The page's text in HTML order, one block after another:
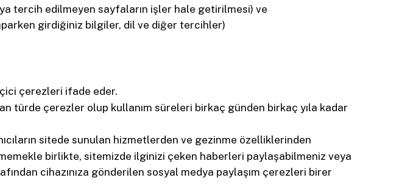
tercih edilmeyen sayfaların işler hale getirilmesi) ve
girdiğiniz bilgiler, dil ve diğer tercihler)
çerezleri ifade eder.
türde çerezler olup kullanım süreleri birkaç günden birkaç yıla kadar
sitede sunulan hizmetlerden ve gezinme özelliklerinden
birlikte, sitemizde ilginizi çeken haberleri paylaşabilmeniz veya
cihazınıza gönderilen sosyal medya paylaşım çerezleri birer